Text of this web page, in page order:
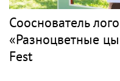
Сооснователь
«Разноцветные
Fest